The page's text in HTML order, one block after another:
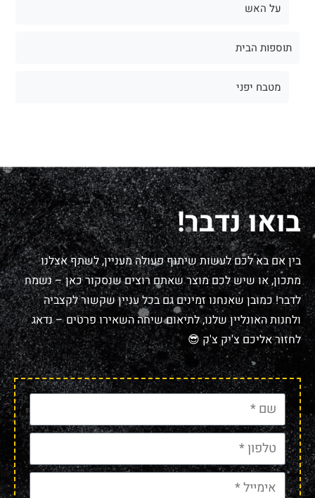
על האש
תוספות הבית
מטבח יפני
בואו נדבר!
בין אם בא לכם לעשות שיתוף פעולה מעניין, לשתף אצלנו
מתכון, או שיש לכם מוצר שאתם רוצים שנסקור כאן – נשמח
לדבר! כמובן שאנחנו זמינים גם בכל עניין שקשור לקצביה
ולחנות האונליין שלנו, לתיאום שיחה השאירו פרטים – נדאג
לחזור אליכם צ'יק צ'ק 😎